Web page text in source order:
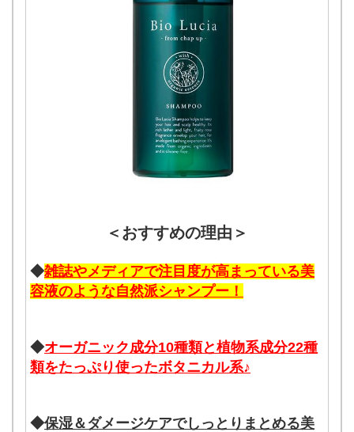
＜おすすめの理由＞
◆雑誌やメディアで注目度が高まっている美
容液のような自然派シャンプー！
◆オーガニック成分10種類と植物系成分22種
類をたっぷり使ったボタニカル系♪
◆保湿＆ダメージケアでしっとりまとめる美